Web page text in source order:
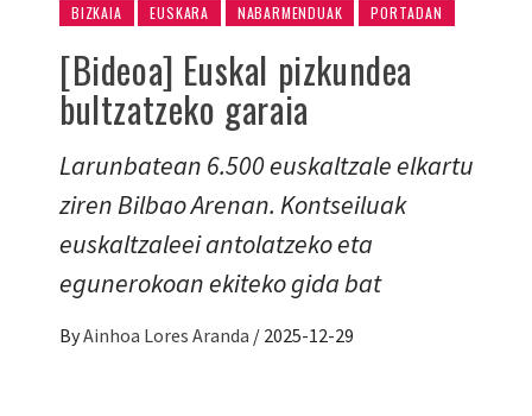
BIZKAIA EUSKARA NABARMENDUAK PORTADAN
[Bideoa] Euskal pizkundea
bultzatzeko garaia
Larunbatean 6.500 euskaltzale elkartu
ziren Bilbao Arenan. Kontseiluak
euskaltzaleei antolatzeko eta
egunerokoan ekiteko gida bat
ByAinhoa Lores Aranda / 2025-12-29